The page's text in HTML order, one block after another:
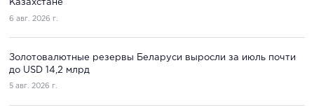
Казахстане
6 авг. 2026 г.
Золотовалютные резервы Беларуси выросли за июль почти
до USD 14,2 млрд
5 авг. 2026 г.